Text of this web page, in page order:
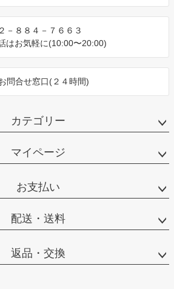
－８８４－７６６３
はお気軽に(10:00〜20:00)
問合せ窓口(２４時間)
カテゴリー
マイページ
お支払い
配送・送料
返品・交換